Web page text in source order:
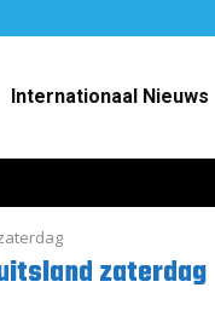
Internationaal Nieuws
zaterdag